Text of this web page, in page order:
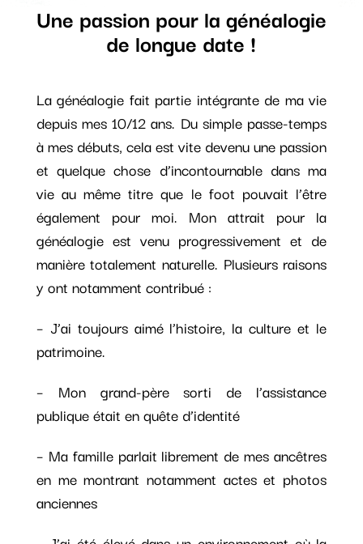
Une passion pour la généalogie
de longue date !
La généalogie fait partie intégrante de ma vie
depuis mes 10/12 ans. Du simple passe-temps
à mes débuts, cela est vite devenu une passion
et quelque chose d’incontournable dans ma
vie au même titre que le foot pouvait l’être
également pour moi. Mon attrait pour la
généalogie est venu progressivement et de
manière totalement naturelle. Plusieurs raisons
y ont notamment contribué :
– J’ai toujours aimé l’histoire, la culture et le
patrimoine.
– Mon grand-père sorti de l’assistance
publique était en quête d’identité
– Ma famille parlait librement de mes ancêtres
en me montrant notamment actes et photos
anciennes